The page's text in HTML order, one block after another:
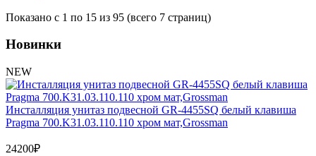
Показано с 1 по 15 из 95 (всего 7 страниц)
Новинки
NEW
Инсталляция унитаз подвесной GR-4455SQ белый клавиша
Pragma 700.K31.03.110.110 хром мат,Grossman
24200₽